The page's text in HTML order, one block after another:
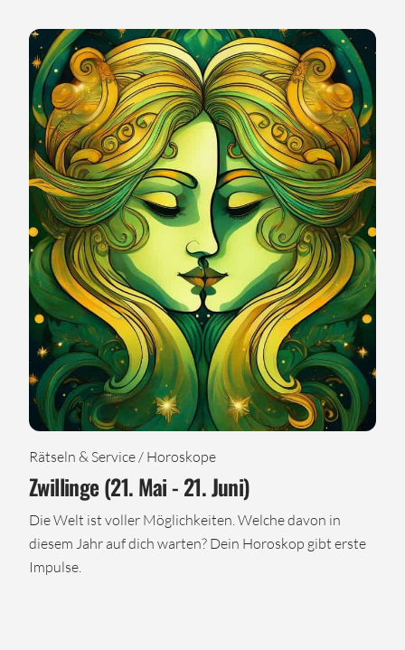
Rätseln & Service / Horoskope
Zwillinge (21. Mai - 21. Juni)
Die Welt ist voller Möglichkeiten. Welche davon in
diesem Jahr auf dich warten? Dein Horoskop gibt erste
Impulse.